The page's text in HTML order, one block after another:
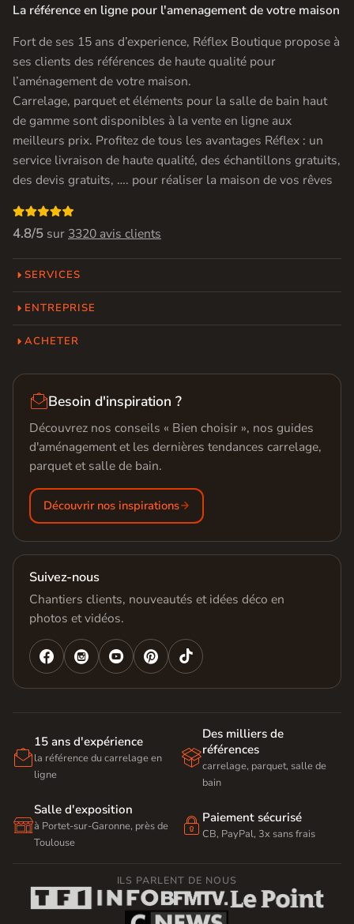
La référence en ligne pour l'amenagement de votre maison
Fort de ses 15 ans d’experience, Réflex Boutique propose à
ses clients des références de haute qualité pour
l’aménagement de votre maison.
Carrelage, parquet et éléments pour la salle de bain haut
de gamme sont disponibles à la vente en ligne aux
meilleurs prix. Profitez de tous les avantages Réflex : un
service livraison de haute qualité, des échantillons gratuits,
des devis gratuits, …. pour réaliser la maison de vos rêves

4.8/5 sur 3320 avis clients
SERVICES
ENTREPRISE
ACHETER
Besoin d'inspiration ?
Découvrez nos conseils « Bien choisir », nos guides
d'aménagement et les dernières tendances carrelage,
parquet et salle de bain.
Découvrir nos inspirations
Suivez-nous
Chantiers clients, nouveautés et idées déco en
photos et vidéos.
   

15 ans d'expérience
la référence du carrelage en
ligne

Des milliers de
références
carrelage, parquet, salle de
bain

Salle d'exposition
à Portet-sur-Garonne, près de
Toulouse
 Paiement sécurisé
CB, PayPal, 3x sans frais
ILS PARLENT DE NOUS